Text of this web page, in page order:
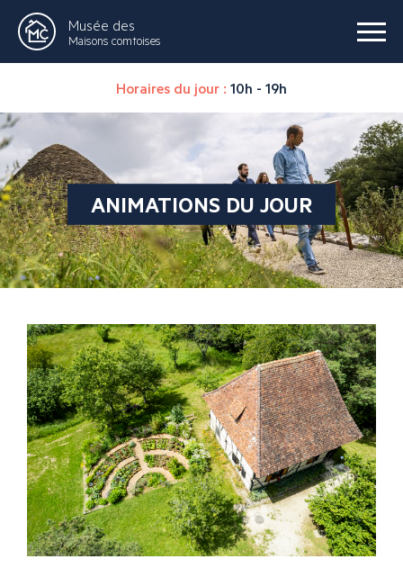
Musée des
Maisons comtoises
Horaires du jour : 10h - 19h
ANIMATIONS DU JOUR